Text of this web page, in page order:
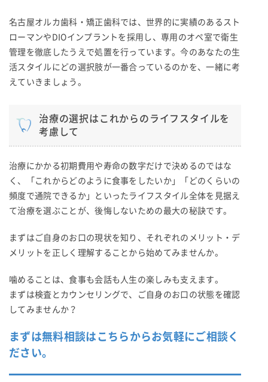
名古屋オルカ歯科・矯正歯科では、世界的に実績のあるスト
ローマンやDIOインプラントを採用し、専用のオペ室で衛生
管理を徹底したうえで処置を行っています。今のあなたの生
活スタイルにどの選択肢が一番合っているのかを、一緒に考
えていきましょう。
治療の選択はこれからのライフスタイルを
考慮して
治療にかかる初期費用や寿命の数字だけで決めるのではな
く、「これからどのように食事をしたいか」「どのくらいの
頻度で通院できるか」といったライフスタイル全体を見据え
て治療を選ぶことが、後悔しないための最大の秘訣です。
まずはご自身のお口の現状を知り、それぞれのメリット・デ
メリットを正しく理解することから始めてみませんか。
噛めることは、食事も会話も人生の楽しみも支えます。
まずは検査とカウンセリングで、ご自身のお口の状態を確認
してみませんか？
まずは無料相談はこちらからお気軽にご相談く
ださい。